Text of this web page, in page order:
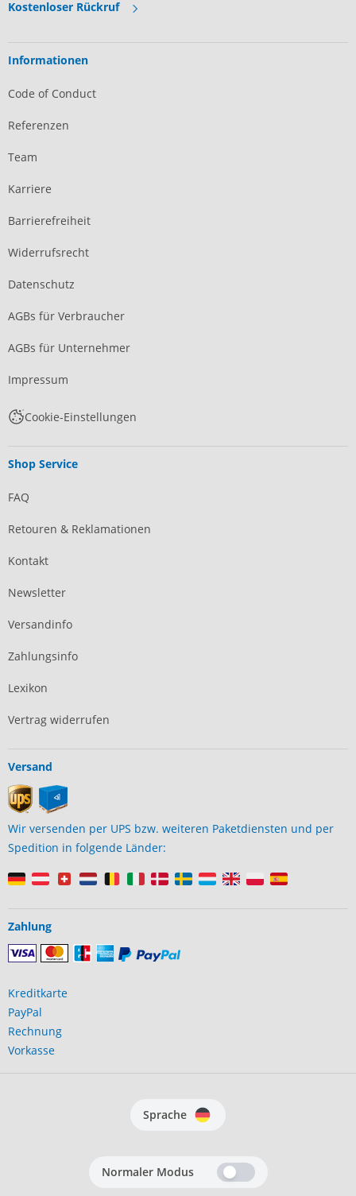
Kostenloser Rückruf
Informationen
Code of Conduct
Referenzen
Team
Karriere
Barrierefreiheit
Widerrufsrecht
Datenschutz
AGBs für Verbraucher
AGBs für Unternehmer
Impressum
Cookie-Einstellungen
Shop Service
FAQ
Retouren & Reklamationen
Kontakt
Newsletter
Versandinfo
Zahlungsinfo
Lexikon
Vertrag widerrufen
Versand
Wir versenden per UPS bzw. weiteren Paketdiensten und per
Spedition in folgende Länder:
Zahlung
Kreditkarte
PayPal
Rechnung
Vorkasse
Sprache
Normaler Modus